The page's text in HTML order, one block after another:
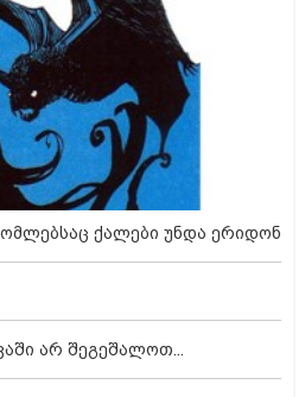
ქალები უნდა ერიდონ
არ შეგეშალოთ...